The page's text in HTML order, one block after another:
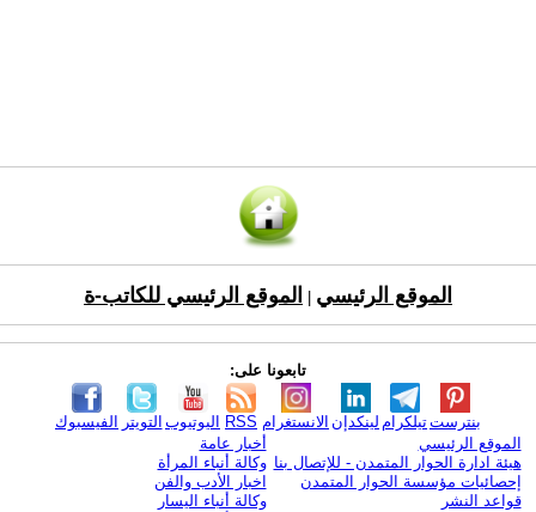
الموقع الرئيسي الموقع الرئيسي للكاتب-ة
تابعونا على:
الفيسبوك التويتر اليوتيوب RSS الانستغرام لينكدإن تيلكرامبنترست
الموقع الرئيسي
هيئة ادارة الحوار المتمدن - للإتصال بنا
إحصائيات مؤسسة الحوار المتمدن
قواعد النشر
أخبار عامة
وكالة أنباء المرأة
اخبار الأدب والفن
وكالة أنباء اليسار